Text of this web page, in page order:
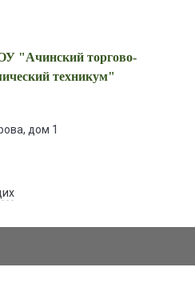
"Ачинский торгово-
техникум"
дом 1